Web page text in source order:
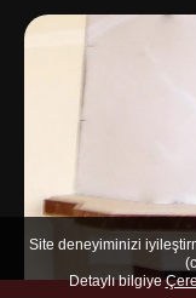
Site deneyiminizi
Detaylı bilgiye